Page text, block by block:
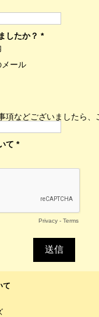
したか？ *
ール
項などございましたら、
て *
Privacy -Terms
て